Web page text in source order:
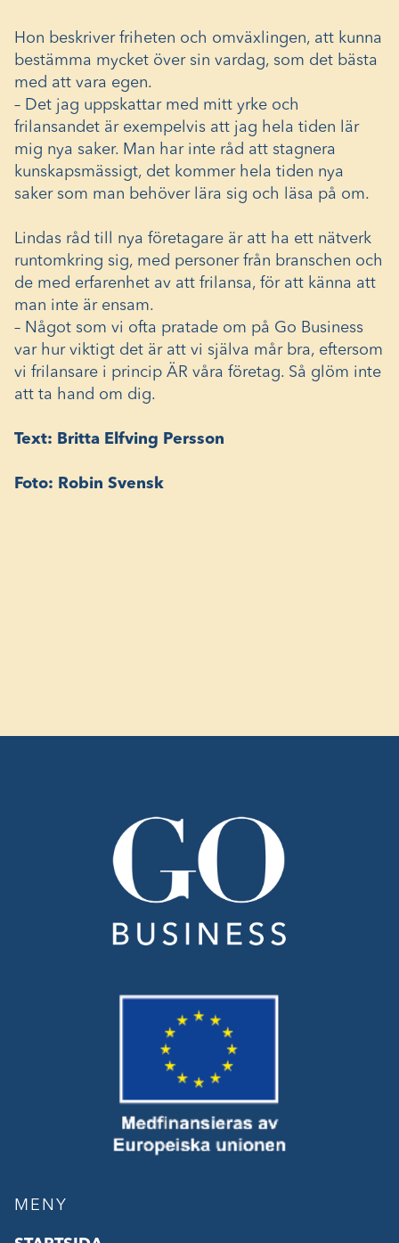
Hon beskriver friheten och omväxlingen, att kunna
bestämma mycket över sin vardag, som det bästa
med att vara egen.
– Det jag uppskattar med mitt yrke och
frilansandet är exempelvis att jag hela tiden lär
mig nya saker. Man har inte råd att stagnera
kunskapsmässigt, det kommer hela tiden nya
saker som man behöver lära sig och läsa på om.
Lindas råd till nya företagare är att ha ett nätverk
runtomkring sig, med personer från branschen och
de med erfarenhet av att frilansa, för att känna att
man inte är ensam.
– Något som vi ofta pratade om på Go Business
var hur viktigt det är att vi själva mår bra, eftersom
vi frilansare i princip ÄR våra företag. Så glöm inte
att ta hand om dig.
Text: Britta Elfving Persson
Foto: Robin Svensk
MENY